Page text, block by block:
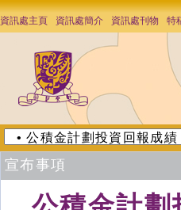
資訊處主頁 資訊處簡介 資訊處刊物 特
宣布事項